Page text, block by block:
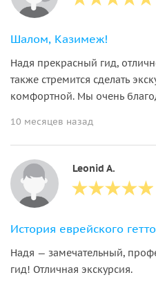
Шалом, Казимеж!
Надя прекрасный гид,
также стремится сделать
комфортной. Мы очень
10 месяцев назад
Leonid A.
История еврейского
Надя — замечательный,
гид! Отличная экскурсия.